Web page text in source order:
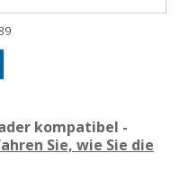
kompatibel -
Sie, wie Sie die